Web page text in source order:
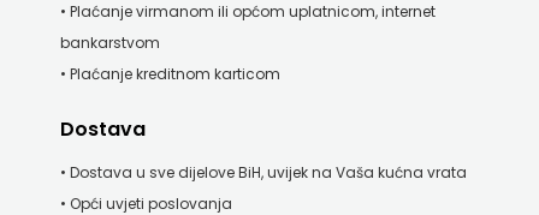
BENEDIKTA
NAKLADA
MATE
NAKLADA
• Plaćanje virmanom ili općom uplatnicom, internet
bankarstvom
• Plaćanje kreditnom karticom
Dostava
• Dostava u sve dijelove BiH, uvijek na Vaša kućna vrata
• Opći uvjeti poslovanja